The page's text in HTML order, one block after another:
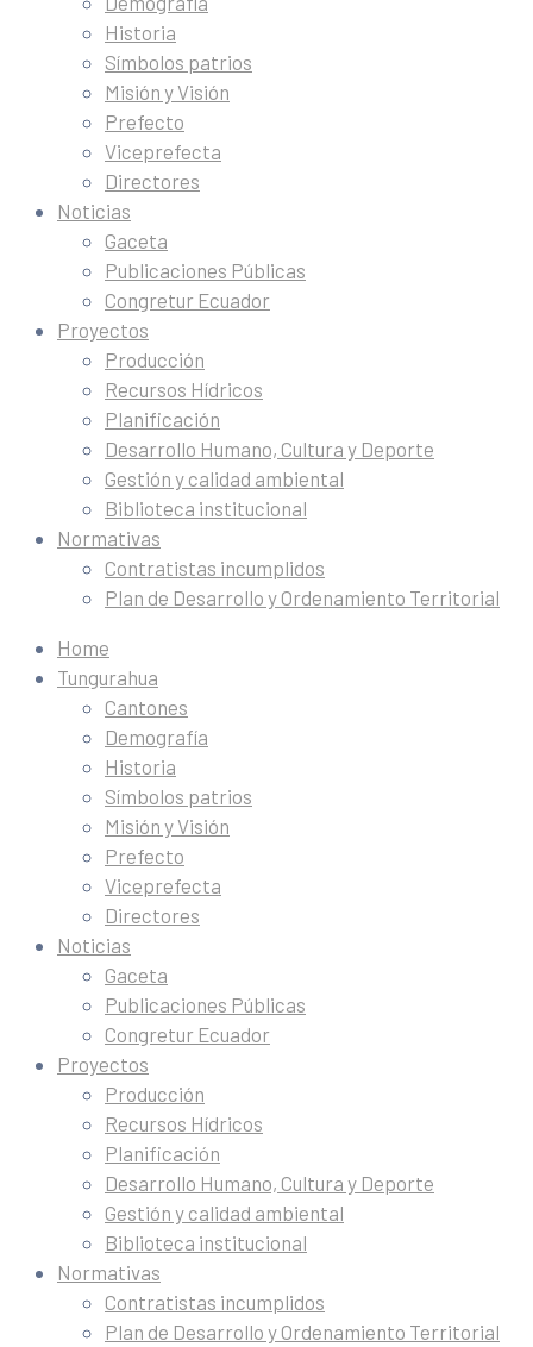
Historia
Símbolos patrios
Misión y Visión
Prefecto
Viceprefecta
Directores
Noticias
Gaceta
Publicaciones Públicas
Congretur Ecuador
Proyectos
Producción
Recursos Hídricos
Planificación
Desarrollo Humano, Cultura y Deporte
Gestión y calidad ambiental
Biblioteca institucional
Normativas
Contratistas incumplidos
Plan de Desarrollo y Ordenamiento Territorial
Home
Tungurahua
Cantones
Demografía
Historia
Símbolos patrios
Misión y Visión
Prefecto
Viceprefecta
Directores
Noticias
Gaceta
Publicaciones Públicas
Congretur Ecuador
Proyectos
Producción
Recursos Hídricos
Planificación
Desarrollo Humano, Cultura y Deporte
Gestión y calidad ambiental
Biblioteca institucional
Normativas
Contratistas incumplidos
Plan de Desarrollo y Ordenamiento Territorial